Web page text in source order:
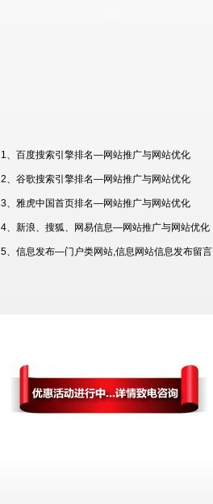
1、百度搜索引擎排名—网站推广与网站优化
2、谷歌搜索引擎排名—网站推广与网站优化
3、雅虎中国首页排名—网站推广与网站优化
4、新浪、搜狐、网易信息—网站推广与网站优化
5、信息发布—门户类网站,信息网站信息发布留言